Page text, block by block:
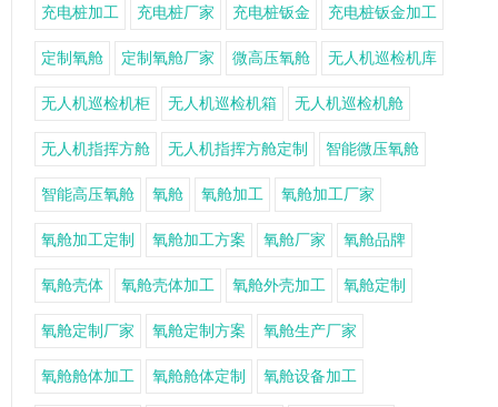
充电桩加工 充电桩厂家 充电桩钣金 充电桩钣金加工
定制氧舱 定制氧舱厂家 微高压氧舱 无人机巡检机库
无人机巡检机柜 无人机巡检机箱 无人机巡检机舱
无人机指挥方舱 无人机指挥方舱定制 智能微压氧舱
智能高压氧舱 氧舱 氧舱加工 氧舱加工厂家
氧舱加工定制 氧舱加工方案 氧舱厂家 氧舱品牌
氧舱壳体 氧舱壳体加工 氧舱外壳加工 氧舱定制
氧舱定制厂家 氧舱定制方案 氧舱生产厂家
氧舱舱体加工 氧舱舱体定制 氧舱设备加工